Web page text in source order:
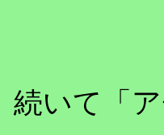
続いて「ア